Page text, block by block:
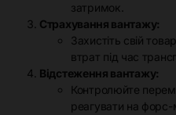
затримок.
Страхування вантажу:
Захистіть свій
втрат під час
Відстеження вантажу:
Контролюйте
реагувати на форс-